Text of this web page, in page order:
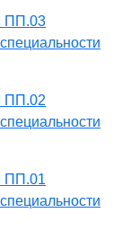
ПП.03
ПП.02
ПП.01